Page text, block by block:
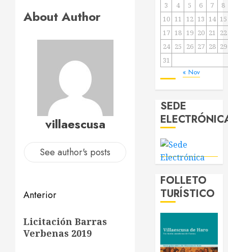
About Author
villaescusa
See author's posts
Navegación
de
entradas
Anterior
anterior:
Licitación Barras
Verbenas 2019
3
4 5 6 7
8
10 11 12 13 14 15
17 18 19 20 21 22
24 25 26 27 28 29
31
« Nov
SEDE
FOLLETO
TURÍSTICO